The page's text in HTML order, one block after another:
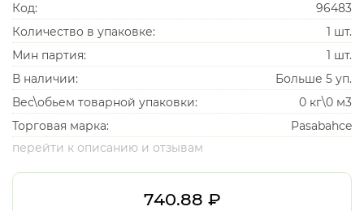
Код:
96483
Количество в упаковке:
1 шт.
Мин партия:
1 шт.
В наличии:
Больше 5 уп.
Вес\обьем товарной упаковки:
0 кг\0 м3
Торговая марка:
Pasabahce
перейти к описанию и отзывам
740.88 ₽